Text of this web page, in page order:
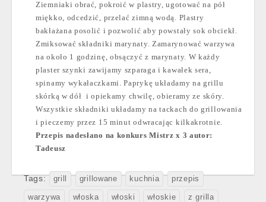
Ziemniaki obrać, pokroić w plastry, ugotować na pół
miękko, odcedzić, przelać zimną wodą. Plastry
bakłażana posolić i pozwolić aby powstały sok obciekł.
Zmiksować składniki marynaty. Zamarynować warzywa
na około 1 godzinę, obsączyć z marynaty. W każdy
plaster szynki zawijamy szparaga i kawałek sera,
spinamy wykałaczkami. Paprykę układamy na grillu
skórką w dół i opiekamy chwilę, obieramy ze skóry.
Wszystkie składniki układamy na tackach do grillowania
i pieczemy przez 15 minut odwracając kilkakrotnie.
Przepis nadesłano na konkurs Mistrz x 3 autor:
Tadeusz
Tags: grill grillowane kuchnia przepis
warzywa włoska włoski włoskie z grilla